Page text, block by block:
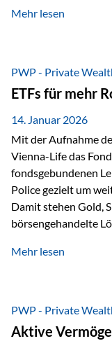
Wealth Police der
Risikostreuung,
Die
bedeutet: Das
breit ab, ohne die…
Mehr lesen
PWP - Private
ETFs für mehr
14. Januar 2026
Mit der Aufnahme
Vienna-Life das
fondsgebundenen
Police gezielt um
Damit stehen Gold,
börsengehandelte
dabei nicht auf
Inflationsrobustheit
liechtensteinische
Mehr lesen
PWP - Private
Aktive